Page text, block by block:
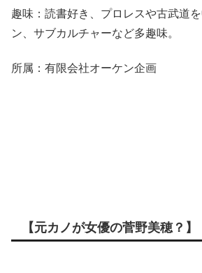
趣味：読書好き、プロレスや古武道
ン、サブカルチャーなど多趣味。
所属：有限会社オーケン企画
【元カノが女優の菅野美穂？】